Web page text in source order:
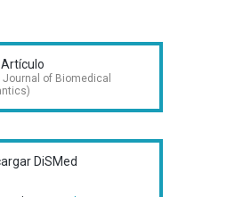
Artículo
Journal of Biomedical
DiSMed